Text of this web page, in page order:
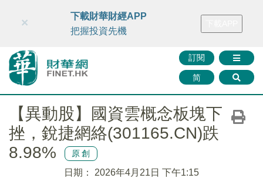
財華智庫網 FINTV FINMETA 財華證券 媒體矩陣
訂閱
简
×
下載財華財經APP
把握投資先機
【異動股】國資雲概念板塊下
挫，銳捷網絡(301165.CN)跌
8.98%
原創
日期： 2026年4月21日 下午1:15